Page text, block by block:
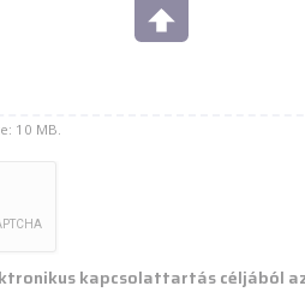
10 MB.
kapcsolattartás céljából